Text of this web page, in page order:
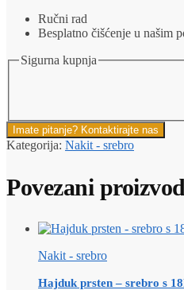
Ručni rad
Besplatno čišćenje u našim
Sigurna kupnja
Imate pitanje? Kontaktirajte nas
Kategorija: Nakit - srebro
Povezani
Nakit - srebro
Hajduk prsten – srebro s